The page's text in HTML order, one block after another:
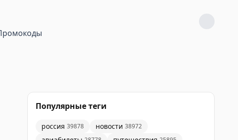
Популярные теги
россия 39878 новости 38972